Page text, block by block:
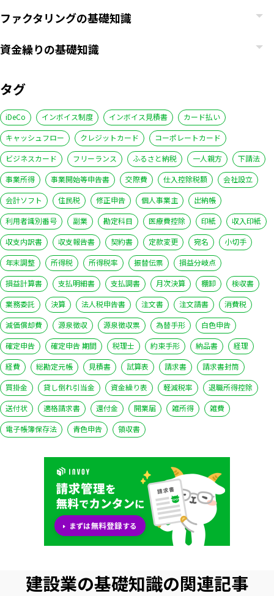
ファクタリングの基礎知識
資金繰りの基礎知識
タグ
iDeCo インボイス制度 インボイス見積書
カード払い
キャッシュフロー
クレジットカード
コーポレートカード
ビジネスカード
フリーランス ふるさと納税 一人親方
下請法
事業所得
事業開始等申告書 交際費 仕入控除税額
会社設立
会計ソフト
住民税 修正申告 個人事業主
出納帳
利用者識別番号
副業 勘定科目 医療費控除 印紙
収入印紙
収支内訳書
収支報告書 契約書 定款変更 宛名
小切手
年末調整
所得税 所得税率 振替伝票
損益分岐点
損益計算書
支払明細書 支払調書 月次決算 棚卸
検収書
業務委託
決算 法人税申告書 注文書 注文請書
消費税
減価償却費
源泉徴収 源泉徴収票 為替手形
白色申告
確定申告
確定申告 期間 税理士 約束手形 納品書
経理
経費
総勘定元帳 見積書 試算表 請求書
請求書封筒
買掛金
貸し倒れ引当金 資金繰り表 軽減税率
退職所得控除
送付状
適格請求書 還付金 開業届 雑所得
雑費
電子帳簿保存法
青色申告 領収書
建設業の基礎知識の関連記事